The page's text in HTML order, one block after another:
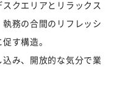
クエリアとリラックス
務の合間のリフレッシ
す構造。
み、開放的な気分で業